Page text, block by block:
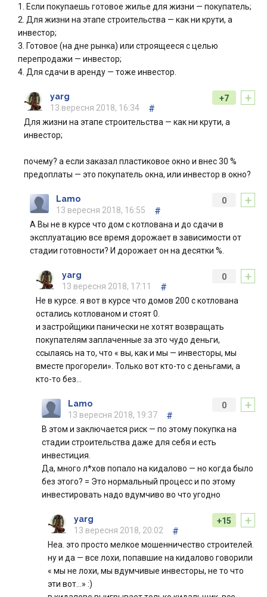
1. Если покупаешь готовое жилье для жизни — покупатель;
2. Для жизни на этапе строительства — как ни крути, а
инвестор;
3. Готовое (на дне рынка) или строящееся с целью
перепродажи — инвестор;
4. Для сдачи в аренду — тоже инвестор.
+
+7
yarg
13 вересня 2018, 16:34
#
Для жизни на этапе строительства — как ни крути, а
инвестор;
почему? а если заказал пластиковое окно и внес 30 %
предоплаты — это покупатель окна, или инвестор в окно?
+
0
Lamo
13 вересня 2018, 16:55
#
А Вы не в курсе что дом с котлована и до сдачи в
эксплуатацию все время дорожает в зависимости от
стадии готовности? И дорожает он на десятки %.
+
0
yarg
13 вересня 2018, 17:11
#
Не в курсе. я вот в курсе что домов 200 с котлована
остались котлованом и стоят 0.
и застройщики панически не хотят возвращать
покупателям заплаченные за это чудо деньги,
ссылаясь на то, что « вы, как и мы — инвесторы, мы
вместе прогорели». Только вот кто-то с деньгами, а
кто-то без…
+
0
Lamo
13 вересня 2018, 19:37
#
В этом и заключается риск — по этому покупка на
стадии строительства даже для себя и есть
инвестиция.
Да, много л*хов попало на кидалово — но когда было
без этого? = Это нормальный процесс и по этому
инвестировать надо вдумчиво во что угодно
+
+15
yarg
13 вересня 2018, 20:02
#
Неа. это просто мелкое мошенничество строителей.
ну и да — все лохи, попавшие на кидалово говорили
« мы не лохи, мы вдумчивые инвесторы, не то что
эти вот...» :)